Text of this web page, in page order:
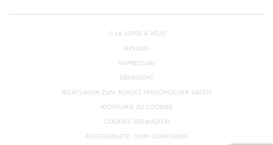
© LA LOIRE À VÉLO
APSULIS
IMPRESSUM
ÜBERSICHT
RICHTLINIEN ZUM SCHUTZ PERSÖNLICHER DATEN
RICHTLINIE ZU COOKIES
COOKIES VERWALTEN
ACCESSIBILITÉ : NON CONFORME